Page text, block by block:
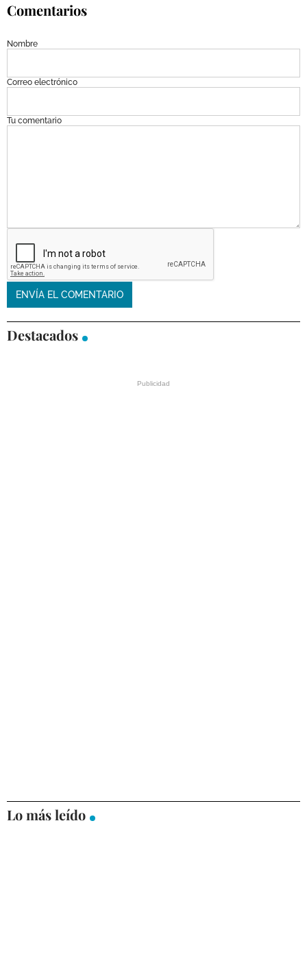
Comentarios
Nombre
Correo electrónico
Tu comentario
Destacados
Lo más leído